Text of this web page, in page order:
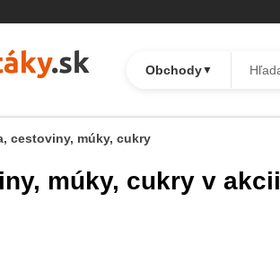
Obchody▼
cestoviny, múky, cukry
múky, cukry v akcii